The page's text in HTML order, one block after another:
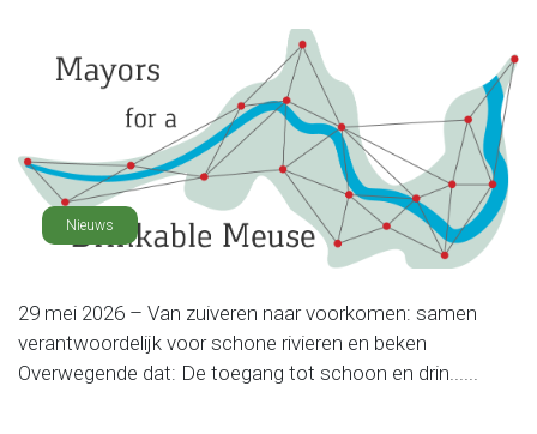
Nieuws
29 mei 2026 – Van zuiveren naar voorkomen: samen
verantwoordelijk voor schone rivieren en beken
Overwegende dat: De toegang tot schoon en drin......